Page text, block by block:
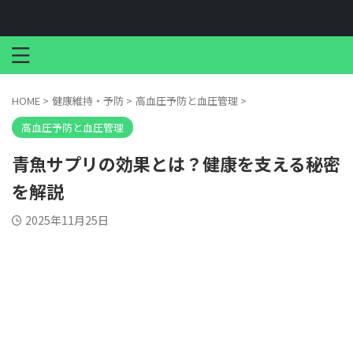
HOME > 健康維持・予防 > 高血圧予防と血圧管理 >
高血圧予防と血圧管理
青魚サプリの効果とは？健康を支える秘密
を解説
2025年11月25日